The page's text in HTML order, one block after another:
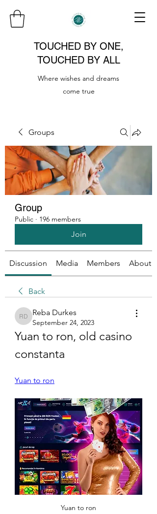
TOUCHED BY ONE,
TOUCHED BY ALL
Where wishes and dreams
come true
Groups
Group
Public · 196 members
Join
Discussion Media Members About
Back
Reba Durkes
Reba Durkes
September 24, 2023
Yuan to ron, old casino
constanta
Yuan to ron
Yuan to ron